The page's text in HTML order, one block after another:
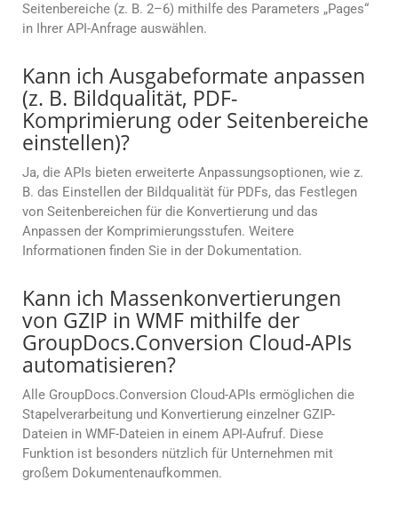
Seitenbereiche (z. B. 2–6) mithilfe des Parameters „Pages“
in Ihrer API-Anfrage auswählen.
Kann ich Ausgabeformate anpassen
(z. B. Bildqualität, PDF-
Komprimierung oder Seitenbereiche
einstellen)?
Ja, die APIs bieten erweiterte Anpassungsoptionen, wie z.
B. das Einstellen der Bildqualität für PDFs, das Festlegen
von Seitenbereichen für die Konvertierung und das
Anpassen der Komprimierungsstufen. Weitere
Informationen finden Sie in der Dokumentation.
Kann ich Massenkonvertierungen
von GZIP in WMF mithilfe der
GroupDocs.Conversion Cloud-APIs
automatisieren?
Alle GroupDocs.Conversion Cloud-APIs ermöglichen die
Stapelverarbeitung und Konvertierung einzelner GZIP-
Dateien in WMF-Dateien in einem API-Aufruf. Diese
Funktion ist besonders nützlich für Unternehmen mit
großem Dokumentenaufkommen.